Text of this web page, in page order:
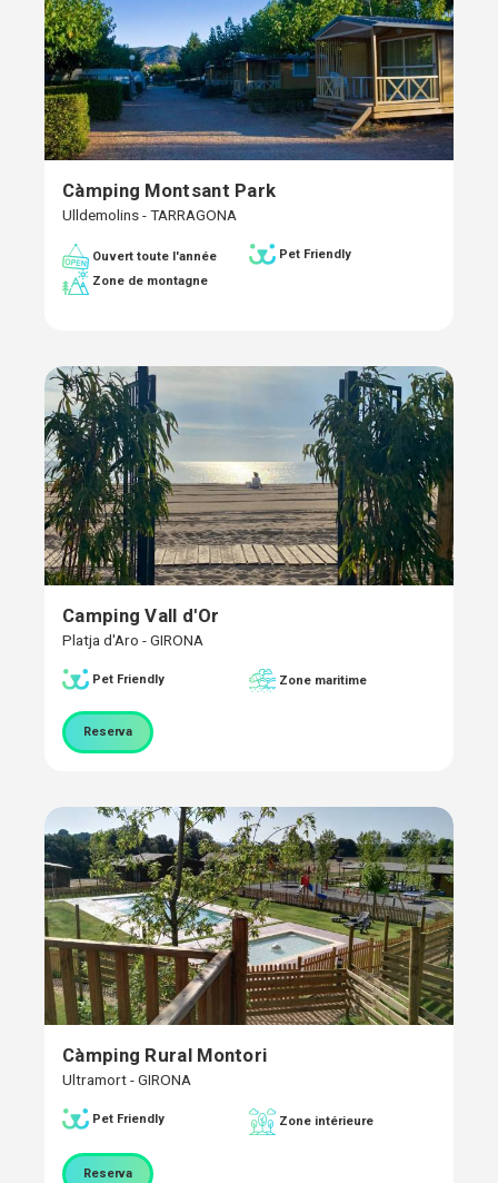
Càmping Montsant Park
Ulldemolins - TARRAGONA
Ouvert toute l'année
Pet Friendly
Zone de montagne
Camping Vall d'Or
Platja d'Aro - GIRONA
Pet Friendly Zone maritime
Reserva
Càmping Rural Montori
Ultramort - GIRONA
Pet Friendly Zone intérieure
Reserva